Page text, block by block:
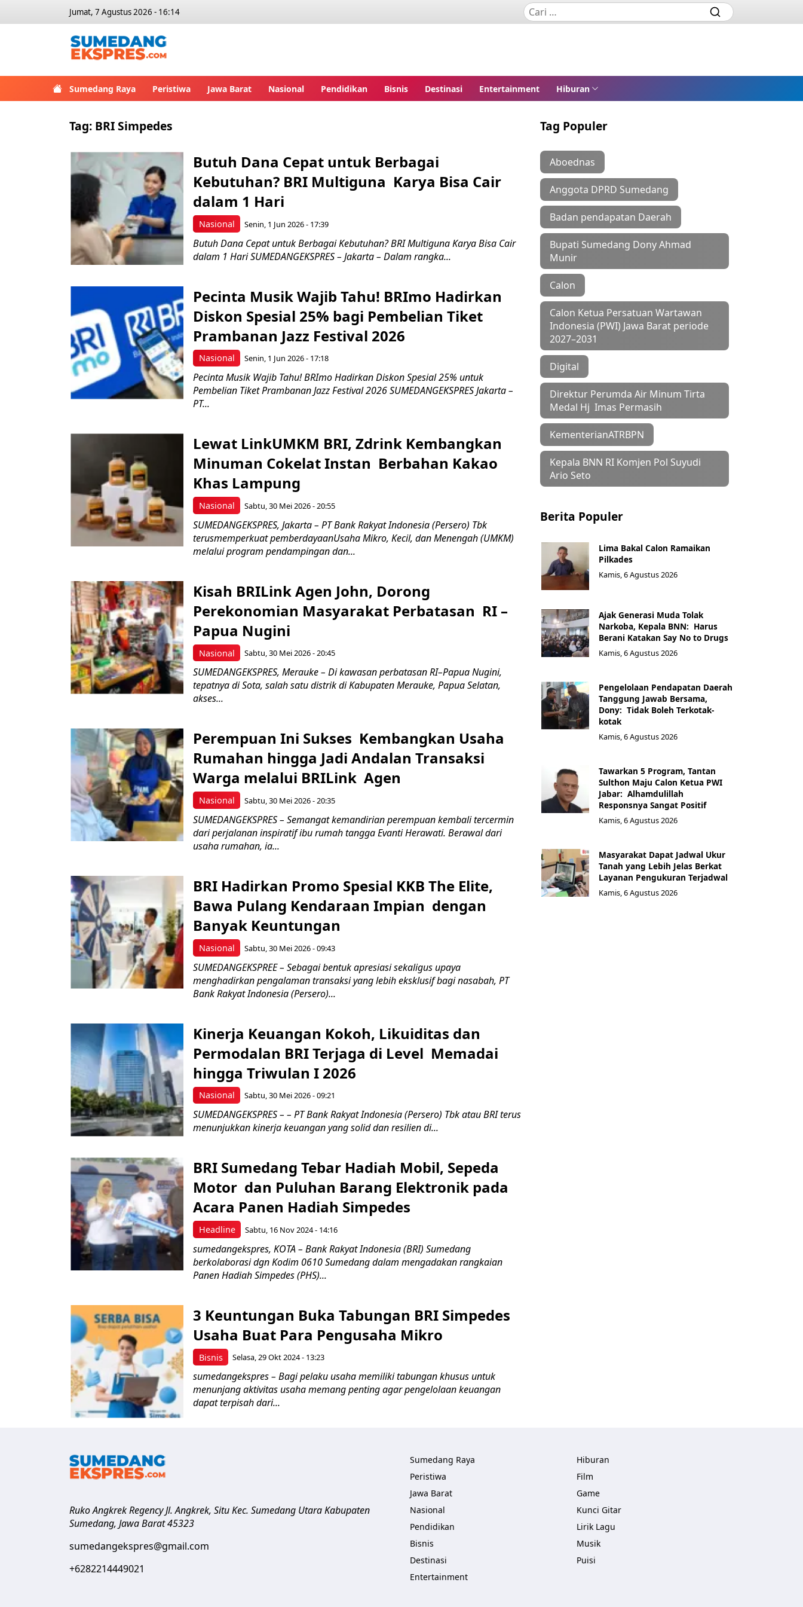
Jumat, 7 Agustus 2026 - 16:14
Sumedang Raya Peristiwa Jawa Barat Nasional Pendidikan Bisnis Destinasi Entertainment Hiburan
Tag: BRI Simpedes
Nasional
Butuh Dana Cepat untuk Berbagai
Kebutuhan? BRI Multiguna Karya Bisa Cair
dalam 1 Hari
Senin, 1 Jun 2026 - 17:39
Butuh Dana Cepat untuk Berbagai Kebutuhan? BRI Multiguna Karya Bisa Cair
dalam 1 Hari SUMEDANGEKSPRES – Jakarta – Dalam rangka...
Nasional
Pecinta Musik Wajib Tahu! BRImo Hadirkan
Diskon Spesial 25% bagi Pembelian Tiket
Prambanan Jazz Festival 2026
Senin, 1 Jun 2026 - 17:18
Pecinta Musik Wajib Tahu! BRImo Hadirkan Diskon Spesial 25% untuk
Pembelian Tiket Prambanan Jazz Festival 2026 SUMEDANGEKSPRES Jakarta –
PT...
Nasional
Lewat LinkUMKM BRI, Zdrink Kembangkan
Minuman Cokelat Instan Berbahan Kakao
Khas Lampung
Sabtu, 30 Mei 2026 - 20:55
SUMEDANGEKSPRES, Jakarta – PT Bank Rakyat Indonesia (Persero) Tbk
terusmemperkuat pemberdayaanUsaha Mikro, Kecil, dan Menengah (UMKM)
melalui program pendampingan dan...
Nasional
Kisah BRILink Agen John, Dorong
Perekonomian Masyarakat Perbatasan RI –
Papua Nugini
Sabtu, 30 Mei 2026 - 20:45
SUMEDANGEKSPRES, Merauke – Di kawasan perbatasan RI–Papua Nugini,
tepatnya di Sota, salah satu distrik di Kabupaten Merauke, Papua Selatan,
akses...
Nasional
Perempuan Ini Sukses Kembangkan Usaha
Rumahan hingga Jadi Andalan Transaksi
Warga melalui BRILink Agen
Sabtu, 30 Mei 2026 - 20:35
SUMEDANGEKSPRES – Semangat kemandirian perempuan kembali tercermin
dari perjalanan inspiratif ibu rumah tangga Evanti Herawati. Berawal dari
usaha rumahan, ia...
Nasional
BRI Hadirkan Promo Spesial KKB The Elite,
Bawa Pulang Kendaraan Impian dengan
Banyak Keuntungan
Sabtu, 30 Mei 2026 - 09:43
SUMEDANGEKSPREE – Sebagai bentuk apresiasi sekaligus upaya
menghadirkan pengalaman transaksi yang lebih eksklusif bagi nasabah, PT
Bank Rakyat Indonesia (Persero)...
Nasional
Kinerja Keuangan Kokoh, Likuiditas dan
Permodalan BRI Terjaga di Level Memadai
hingga Triwulan I 2026
Sabtu, 30 Mei 2026 - 09:21
SUMEDANGEKSPRES – – PT Bank Rakyat Indonesia (Persero) Tbk atau BRI terus
menunjukkan kinerja keuangan yang solid dan resilien di...
Headline
BRI Sumedang Tebar Hadiah Mobil, Sepeda
Motor dan Puluhan Barang Elektronik pada
Acara Panen Hadiah Simpedes
Sabtu, 16 Nov 2024 - 14:16
sumedangekspres, KOTA – Bank Rakyat Indonesia (BRI) Sumedang
berkolaborasi dgn Kodim 0610 Sumedang dalam mengadakan rangkaian
Panen Hadiah Simpedes (PHS)...
Bisnis
3 Keuntungan Buka Tabungan BRI Simpedes
Usaha Buat Para Pengusaha Mikro
Selasa, 29 Okt 2024 - 13:23
sumedangekspres – Bagi pelaku usaha memiliki tabungan khusus untuk
menunjang aktivitas usaha memang penting agar pengelolaan keuangan
dapat terpisah dari...
Tag Populer
Aboednas
Anggota DPRD Sumedang
Badan pendapatan Daerah
Bupati Sumedang Dony Ahmad
Munir
Calon
Calon Ketua Persatuan Wartawan
Indonesia (PWI) Jawa Barat periode
2027–2031
Digital
Direktur Perumda Air Minum Tirta
Medal Hj Imas Permasih
KementerianATRBPN
Kepala BNN RI Komjen Pol Suyudi
Ario Seto
Berita Populer
Lima Bakal Calon Ramaikan
Pilkades
Kamis, 6 Agustus 2026
Ajak Generasi Muda Tolak
Narkoba, Kepala BNN: Harus
Berani Katakan Say No to Drugs
Kamis, 6 Agustus 2026
Pengelolaan Pendapatan Daerah
Tanggung Jawab Bersama,
Dony: Tidak Boleh Terkotak-
kotak
Kamis, 6 Agustus 2026
Tawarkan 5 Program, Tantan
Sulthon Maju Calon Ketua PWI
Jabar: Alhamdulillah
Responsnya Sangat Positif
Kamis, 6 Agustus 2026
Masyarakat Dapat Jadwal Ukur
Tanah yang Lebih Jelas Berkat
Layanan Pengukuran Terjadwal
Kamis, 6 Agustus 2026
Ruko Angkrek Regency Jl. Angkrek, Situ Kec. Sumedang UtaraKabupaten
Sumedang, Jawa Barat45323
sumedangekspres@gmail.com
+6282214449021
Sumedang Raya
Peristiwa
Jawa Barat
Nasional
Pendidikan
Bisnis
Destinasi
Entertainment
Hiburan
Film
Game
Kunci Gitar
Lirik Lagu
Musik
Puisi